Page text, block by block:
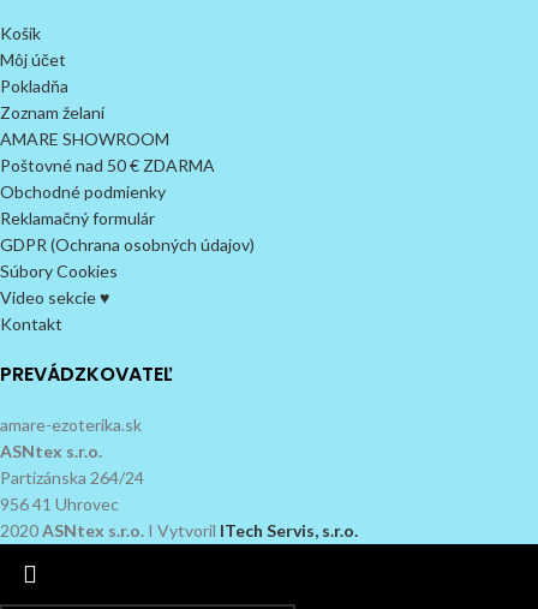
Košík
Môj účet
Pokladňa
Zoznam želaní
AMARE SHOWROOM
Poštovné nad 50 € ZDARMA
Obchodné podmienky
Reklamačný formulár
GDPR (Ochrana osobných údajov)
Súbory Cookies
Video sekcie ♥
Kontakt
PREVÁDZKOVATEĽ
amare-ezoterika.sk
ASNtex s.r.o.
Partizánska 264/24
956 41 Uhrovec
2020ASNtex s.r.o. I Vytvoril ITech Servis, s.r.o.